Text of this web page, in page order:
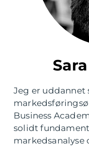
Jeg er uddannet
Business
solidt
markedsanalyse